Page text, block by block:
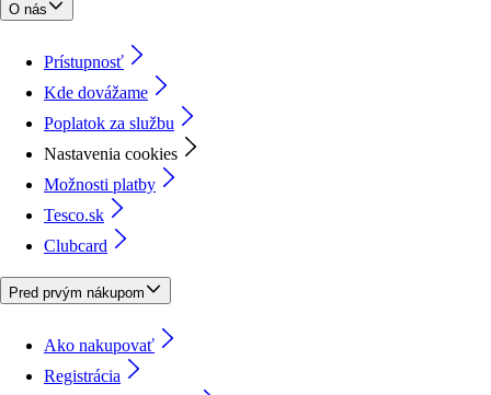
O nás
Prístupnosť
Kde dovážame
Poplatok za službu
Nastavenia cookies
Možnosti platby
Tesco.sk
Clubcard
Pred prvým nákupom
Ako nakupovať
Registrácia